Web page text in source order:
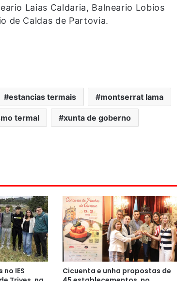
Laias Caldaria, Balneario Lobios
de Caldas de Partovia.
estancias termais montserrat lama
termal xunta de goberno
IES
Cicuenta e unha propostas de